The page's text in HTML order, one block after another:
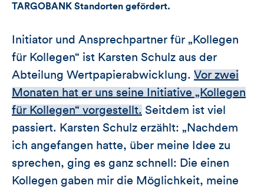
TARGOBANK Standorten gefördert.
Initiator und Ansprechpartner für „Kollegen
für Kollegen“ ist Karsten Schulz aus der
Abteilung Wertpapierabwicklung. Vor zwei
Monaten hat er uns seine Initiative „Kollegen
für Kollegen“ vorgestellt. Seitdem ist viel
passiert. Karsten Schulz erzählt: „Nachdem
ich angefangen hatte, über meine Idee zu
sprechen, ging es ganz schnell: Die einen
Kollegen gaben mir die Möglichkeit, meine